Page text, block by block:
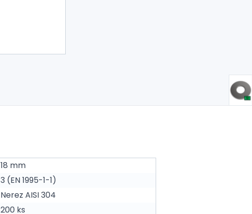
18 mm
3 (EN 1995-1-1)
Nerez AISI 304
200 ks